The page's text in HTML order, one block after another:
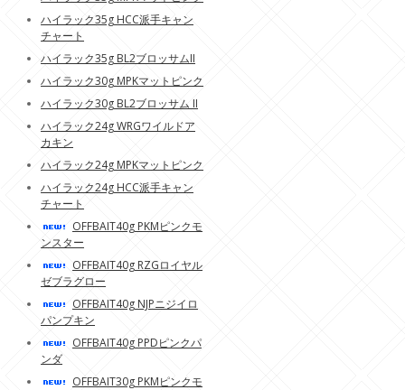
ハイラック35g HCC派手キャン
チャート
ハイラック35g BL2ブロッサムII
ハイラック30g MPKマットピンク
ハイラック30g BL2ブロッサム II
ハイラック24g WRGワイルドア
カキン
ハイラック24g MPKマットピンク
ハイラック24g HCC派手キャン
チャート
OFFBAIT40g PKMピンクモ
ンスター
OFFBAIT40g RZGロイヤル
ゼブラグロー
OFFBAIT40g NJPニジイロ
パンプキン
OFFBAIT40g PPDピンクパ
ンダ
OFFBAIT30g PKMピンクモ